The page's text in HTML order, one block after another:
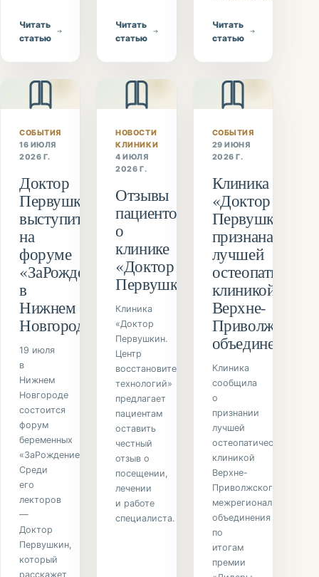
Читать
статью
Читать
статью
Читать
статью
СОБЫТИЯ
16 ИЮЛЯ
2026 Г.
Доктор
Первушкин
выступит
на
форуме
«ЗаРождение»
в
Нижнем
Новгороде
19 июля
в
Нижнем
Новгороде
состоится
форум
беременных
«ЗаРождение».
Среди
его
лекторов
—
Доктор
Первушкин,
который
расскажет
НОВОСТИ
КЛИНИКИ
4 ИЮЛЯ
2026 Г.
Отзывы
пациентов
о
клинике
«Доктор
Первушкин»
Клиника
«Доктор
Первушкин.
Центр
восстановительных
технологий»
предлагает
пациентам
оставить
честный
отзыв о
посещении,
лечении
и работе
специалиста.
СОБЫТИЯ
29 ИЮНЯ
2026 Г.
Клиника
«Доктор
Первушкин»
признана
лучшей
клиникой
Верхне-
Приволжского
объединения
Клиника
сообщила
о
признании
лучшей
остеопатической
клиникой
Верхне-
Приволжского
межрегионального
объединения
по
итогам
премии